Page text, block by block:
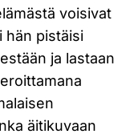
voisivat
hän pistäisi
ja lastaan
äitikuvaan